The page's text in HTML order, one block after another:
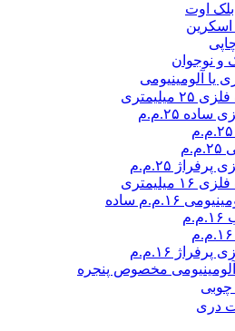
اوت
و نوجوان
یا آلومینیومی
۲۵.م.م
۲۵.م.م
۱۶.م.م ساده
۱۶.م.م
مخصوص پنجره
دری